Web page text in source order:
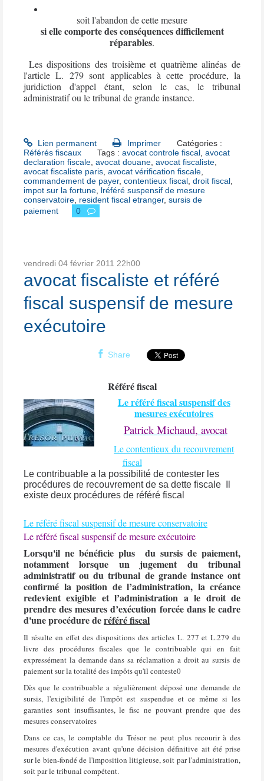
soit l'abandon de cette mesure
si elle comporte des conséquences difficilement
réparables.
Les dispositions des troisième et quatrième alinéas de
l'article L. 279 sont applicables à cette procédure, la
juridiction d'appel étant, selon le cas, le tribunal
administratif ou le tribunal de grande instance.
Lien permanent Imprimer
Catégories :
Référés fiscaux
Tags :avocat controle fiscal ,avocat
declaration fiscale avocat douane avocat fiscaliste
avocat fiscaliste paris avocat vérification fiscale
commandement de payer, contentieux fiscal droit fiscal
impot sur la fortune lréféré suspensif de mesure
conservatoire resident fiscal etranger, sursis de
paiement
0
vendredi 04 février 2011 22h00
avocat fiscaliste et référé
fiscal suspensif de mesure
exécutoire
Share
Référé fiscal
Le référé fiscal suspensif des
mesures exécutoires
Patrick Michaud, avocat
Le contentieux du recouvrement
fiscal
Le contribuable a la possibilité de contester les
procédures de recouvrement de sa dette fiscale
existe deux procédures de référé fiscal
Le référé fiscal suspensif de mesure conservatoire
Le référé fiscal suspensif de mesure exécutoire
Lorsqu'il ne bénéficie plus du sursis de paiement,
notamment lorsque un jugement du tribunal
administratif ou du tribunal de grande instance ont
confirmé la position de l’administration, la créance
redevient exigible et l’administration a le droit de
prendre des mesures d’exécution forcée dans le cadre
d'une procédure deréféré fiscal
Il résulte en effet des dispositions des articles L. 277 et L.279 du
livre des procédures fiscales que le contribuable qui en fait
expressément la demande dans sa réclamation a droit au sursis de
paiement sur la totalité des impôts qu'il conteste0
Dès que le contribuable a régulièrement déposé une demande de
sursis, l'exigibilité de l'impôt est suspendue et ce même si les
garanties sont insuffisantes, le fisc ne pouvant prendre que des
mesures conservatoires
Dans ce cas, le comptable du Trésor ne peut plus recourir à des
mesures d'exécution avant qu'une décision définitive ait été prise
sur le bien-fondé de l'imposition litigieuse, soit par l'administration,
soit par le tribunal compétent.